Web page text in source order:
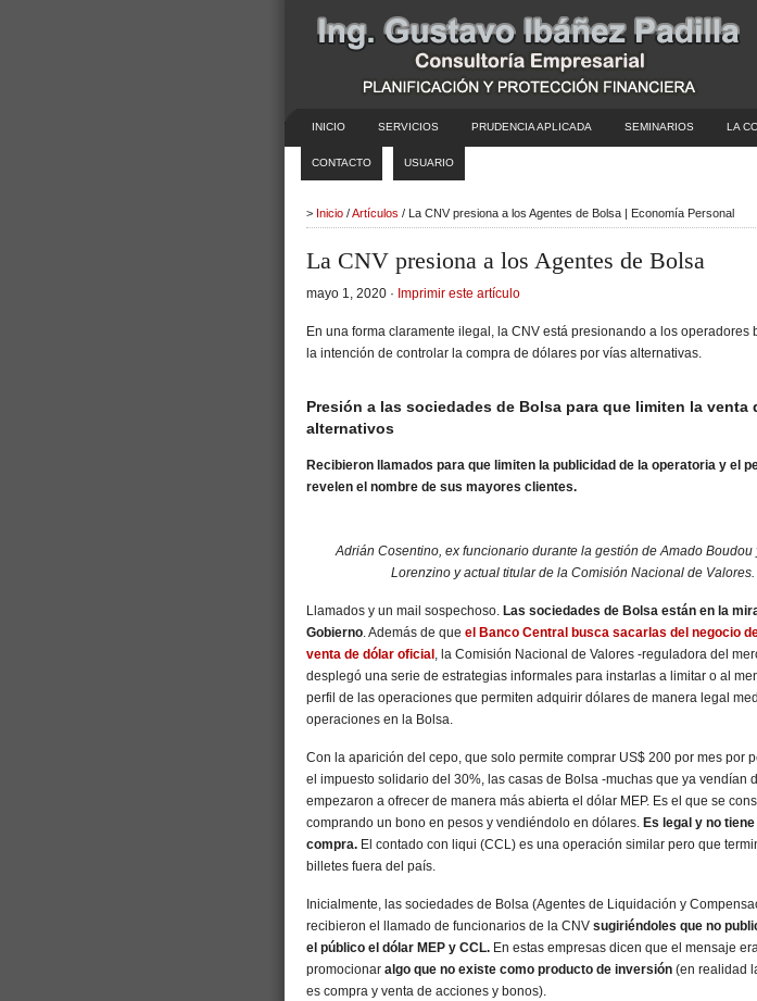
INICIO SERVICIOS PRUDENCIA APLICADA SEMINARIOS LA
CONTACTO USUARIO
> Inicio /Artículos / La CNV presiona a los Agentes de Bolsa | Economía Personal
La CNV presiona a los Agentes de Bolsa
mayo 1, 2020 · Imprimir este artículo
En una forma claramente ilegal, la CNV está presionando a los operadores
la intención de controlar la compra de dólares por vías alternativas.
Presión a las sociedades de Bolsa para que limiten la venta
alternativos
Recibieron llamados para que limiten la publicidad de la operatoria y el
revelen el nombre de sus mayores clientes.
Adrián Cosentino, ex funcionario durante la gestión de Amado Boudou
Lorenzino y actual titular de la Comisión Nacional de Valores.
Llamados y un mail sospechoso. Las sociedades de Bolsa están en la
Gobierno. Además de que el Banco Central busca sacarlas del negocio
venta de dólar oficial , la Comisión Nacional de Valores -reguladora del
desplegó una serie de estrategias informales para instarlas a limitar o al
perfil de las operaciones que permiten adquirir dólares de manera legal
operaciones en la Bolsa.
Con la aparición del cepo, que solo permite comprar US$ 200 por mes por
el impuesto solidario del 30%, las casas de Bolsa -muchas que ya vendían
empezaron a ofrecer de manera más abierta el dólar MEP. Es el que se
comprando un bono en pesos y vendiéndolo en dólares. Es legal y no
compra. El contado con liqui (CCL) es una operación similar pero que
billetes fuera del país.
Inicialmente, las sociedades de Bolsa (Agentes de Liquidación y
recibieron el llamado de funcionarios de la CNV sugiriéndoles que no
el público el dólar MEP y CCL. En estas empresas dicen que el mensaje
promocionar algo que no existe como producto de inversión (en realidad
es compra y venta de acciones y bonos).